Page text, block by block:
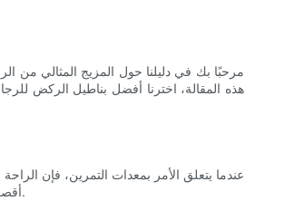
مرحبًا بك في دليلنا حول المزيج المثالي من
هذه المقالة، اخترنا أفضل بناطيل الركض
عندما يتعلق الأمر بمعدات التمرين، فإن
أقصى درجات الراحة أثناء جلسات التمرين المكثفة. في هذه المقالة، سوف نتعمق في أهمية الراحة في أحذية الركض للرجال ونستكشف أفضل الخيارات المتاحة في السوق اليوم.